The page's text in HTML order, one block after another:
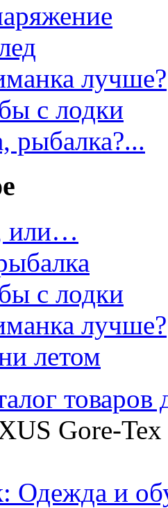
лучше?
с лодки
рыбалка?...
или…
с лодки
лучше?
летом
Gore-
Одежда и